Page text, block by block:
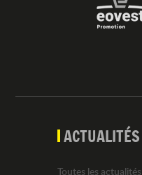
ACTUALITÉS
Toutes les actualités